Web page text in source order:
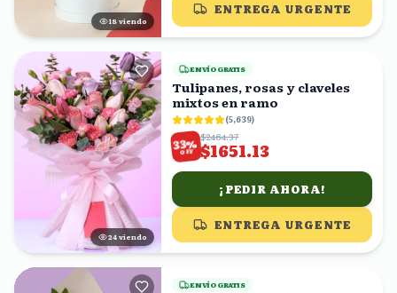
17 viendo
ENTREGA URGENTE
25 viendo
ENVÍO GRATIS
Tulipanes, rosas y claveles
mixtos en ramo
(5,639)
33%
OFF
$2464.37
$1651.13
¡PEDIR AHORA!
ENTREGA URGENTE
ENVÍO GRATIS